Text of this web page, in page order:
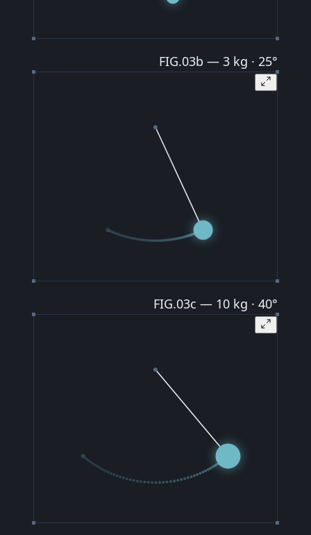
FIG.03b — 3 kg · 25°
FIG.03c — 10 kg · 40°